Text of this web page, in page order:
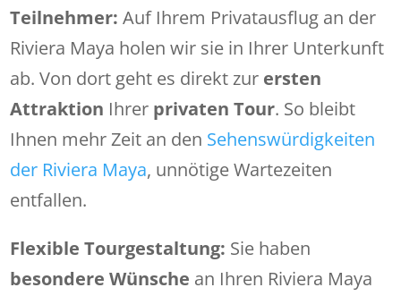
Teilnehmer: Auf Ihrem Privatausflug an der
Riviera Maya holen wir sie in Ihrer Unterkunft
ab. Von dort geht es direkt zur ersten
Attraktion Ihrer privaten Tour. So bleibt
Ihnen mehr Zeit an den Sehenswürdigkeiten
der Riviera Maya, unnötige Wartezeiten
entfallen.
Flexible Tourgestaltung: Sie haben
besondere Wünsche an Ihren Riviera Maya